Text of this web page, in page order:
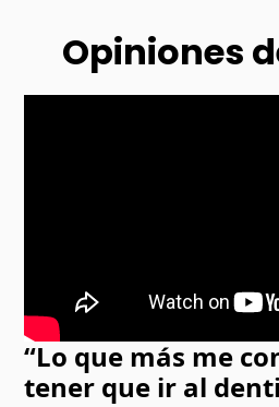
Opiniones
“Lo que más me
tener que ir al